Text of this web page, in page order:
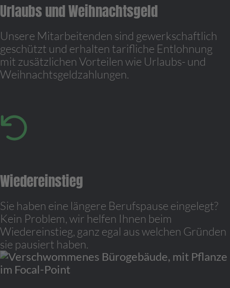
Urlaubs und Weihnachtsgeld
Unsere Mitarbeitenden sind gewerkschaftlich
geschützt und erhalten tarifliche Entlohnung
mit zusätzlichen Vorteilen wie Urlaubs- und
Weihnachtsgeldzahlungen.
Wiedereinstieg
Sie haben eine längere Berufspause eingelegt?
Kein Problem, wir helfen Ihnen beim
Wiedereinstieg, ganz egal aus welchen Gründen
sie pausiert haben.